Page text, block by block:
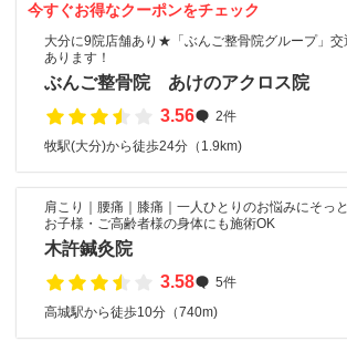
今すぐお得なクーポンをチェック
大分に9院店舗あり★「ぶんご整骨院グループ」
あります！
ぶんご整骨院 あけのアクロス院
3.56
2件
牧駅(大分)から徒歩24分（1.9km)
肩こり｜腰痛｜膝痛｜一人ひとりのお悩みにそっ
お子様・ご高齢者様の身体にも施術OK
木許鍼灸院
3.58
5件
高城駅から徒歩10分（740m)